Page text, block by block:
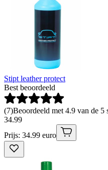
Stipt leather protect
Best beoordeeld
(7)Beoordeeld met 4.9 van de 5
34.99
Prijs: 34.99 euro